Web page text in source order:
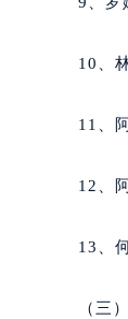
10、
11、
12、
13、
（三